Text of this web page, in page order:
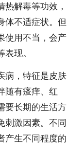
热解毒等功效，
体不适症状。但
使用不当，会产
现。
病，特征是皮肤
随有瘙痒、红
要长期的生活方
刺激因素。不同
产生不同程度的